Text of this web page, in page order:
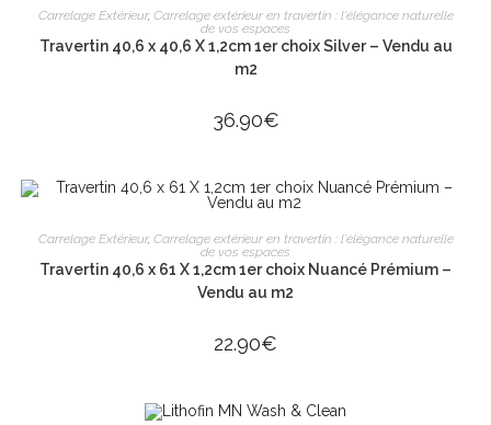
AJOUTER AU PANIER
Carrelage Extérieur, Carrelage extérieur en travertin : l'élégance naturelle
de vos espaces
Travertin 40,6 x 40,6 X 1,2cm 1er choix Silver – Vendu au
m2
36.90€
AJOUTER AU PANIER
Carrelage Extérieur, Carrelage extérieur en travertin : l'élégance naturelle
de vos espaces
Travertin 40,6 x 61 X 1,2cm 1er choix Nuancé Prémium –
Vendu au m2
22.90€